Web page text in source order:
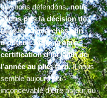
que nous défendons,nous
avons pris la décision de
faire les démarches afin
d’obtenir notre propre
certification d’ici la fin de
l’année au plus tard.Il nous
semble aujourd’hui
inconcevable d’être acteur du